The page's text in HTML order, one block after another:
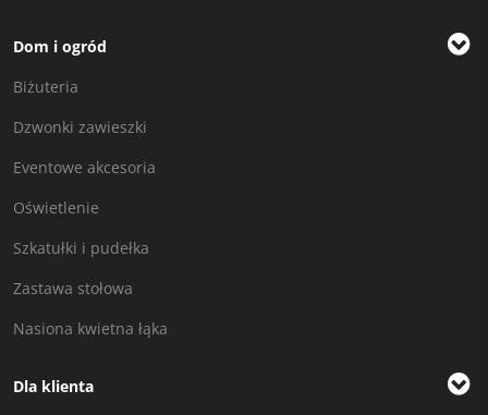
Dom i ogród
Biżuteria
Dzwonki zawieszki
Eventowe akcesoria
Oświetlenie
Szkatułki i pudełka
Zastawa stołowa
Nasiona kwietna łąka
Dla klienta